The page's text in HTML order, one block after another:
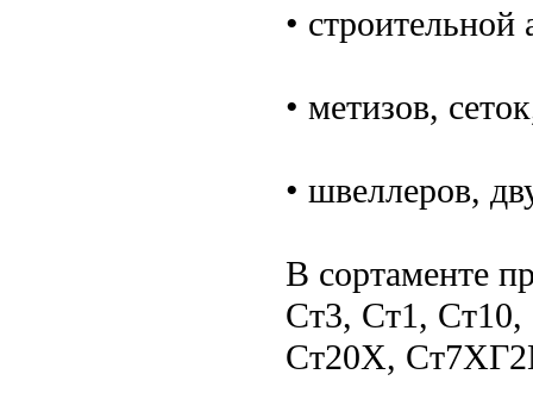
•
• метизов,
• швеллеров,
В сортаменте
Ст3, Ст1,
Ст20Х,